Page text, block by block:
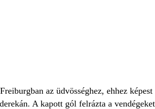
az üdvösséghez, ehhez
A kapott gól felrázta a